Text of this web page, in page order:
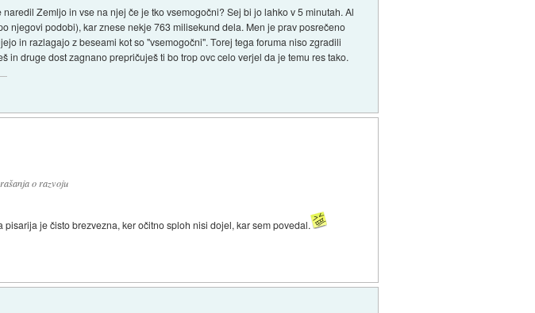
Zemljo in vse na njej če je tko vsemogočni? Sej bi jo lahko v 5 minutah. Al
njegovi podobi), kar znese nekje 763 milisekund dela. Men je prav posrečeno
in razlagajo z beseami kot so "vsemogočni". Torej tega foruma niso zgradili
druge dost zagnano prepričuješ ti bo trop ovc celo verjel da je temu res tako.
o razvoju
je čisto brezvezna, ker očitno sploh nisi dojel, kar sem povedal.